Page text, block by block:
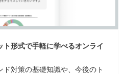
ト形式で手軽に学べるオンライ
ド対策の基礎知識や、今後のト